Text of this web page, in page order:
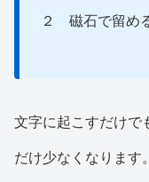
２ 磁石で留め
文字に起こすだけで
だけ少なくなります。